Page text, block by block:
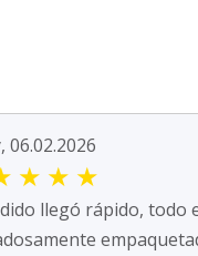
06.02.2026
★ ★ ★
llegó rápido, todo